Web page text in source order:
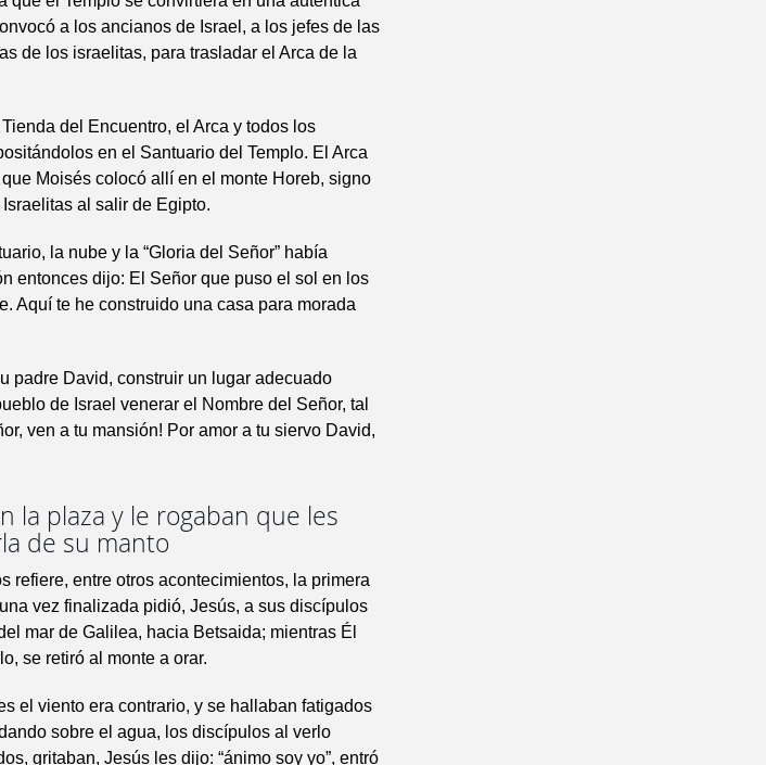
a los ancianos de Israel, a los jefes de las
de los israelitas, para trasladar el Arca de la
del Encuentro, el Arca y todos los
en el Santuario del Templo. El Arca
Moisés colocó allí en el monte Horeb, signo
al salir de Egipto.
la nube y la “Gloria del Señor” había
entonces dijo: El Señor que puso el sol en los
Aquí te he construido una casa para morada
padre David, construir un lugar adecuado
de Israel venerar el Nombre del Señor, tal
ven a tu mansión! Por amor a tu siervo David,
la plaza y le rogaban que les
de su manto
refiere, entre otros acontecimientos, la primera
vez finalizada pidió, Jesús, a sus discípulos
mar de Galilea, hacia Betsaida; mientras Él
se retiró al monte a orar.
el viento era contrario, y se hallaban fatigados
sobre el agua, los discípulos al verlo
gritaban, Jesús les dijo: “ánimo soy yo”, entró